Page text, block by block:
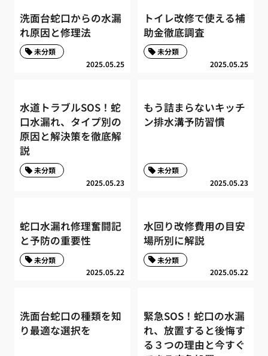
洗面台蛇口からの水漏
れ原因と修理法
2025.05.25
未分類
トイレ改修で使える補
助金徹底調査
2025.05.25
未分類
水道トラブルSOS！蛇
口水漏れ、タイプ別の
原因と解決策を徹底解
説
2025.05.23
未分類
もう詰まらないキッチ
ン排水溝予防習慣
2025.05.23
未分類
蛇口水漏れ修理奮闘記
と予防の重要性
2025.05.22
未分類
水回り改修費用の目安
場所別に解説
2025.05.22
未分類
洗面台蛇口の種類を知
り最適な選択を
緊急SOS！蛇口の水漏
れ、放置すると後悔す
る３つの理由と今すぐ